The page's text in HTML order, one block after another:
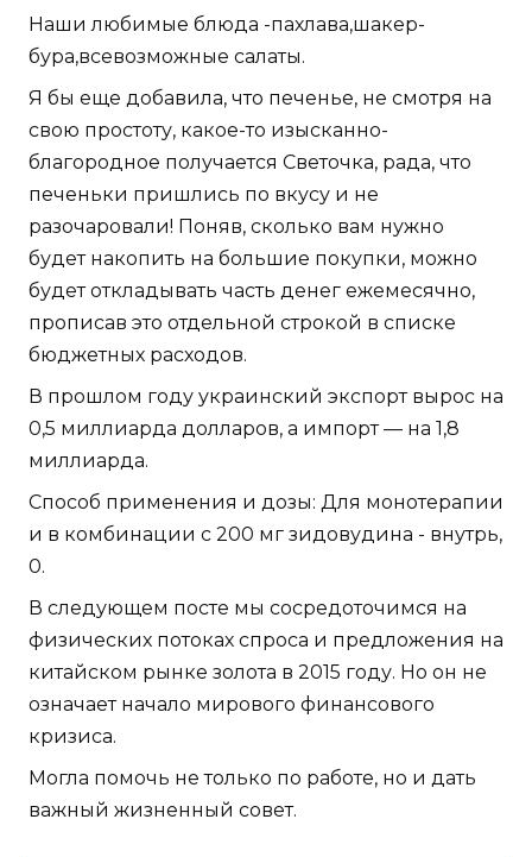
Наши любимые блюда -пахлава,шакер-
бура,всевозможные салаты.
Я бы еще добавила, что печенье, не смотря на
свою простоту, какое-то изысканно-
благородное получается Светочка, рада, что
печеньки пришлись по вкусу и не
разочаровали! Поняв, сколько вам нужно
будет накопить на большие покупки, можно
будет откладывать часть денег ежемесячно,
прописав это отдельной строкой в списке
бюджетных расходов.
В прошлом году украинский экспорт вырос на
0,5 миллиарда долларов, а импорт — на 1,8
миллиарда.
Способ применения и дозы: Для монотерапии
и в комбинации с 200 мг зидовудина - внутрь,
0.
В следующем посте мы сосредоточимся на
физических потоках спроса и предложения на
китайском рынке золота в 2015 году. Но он не
означает начало мирового финансового
кризиса.
Могла помочь не только по работе, но и дать
важный жизненный совет.